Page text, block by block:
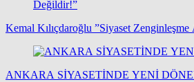
Kemal Kılıçdaroğlu ”Siyaset
ANKARA SİYASETİNDE YENİ